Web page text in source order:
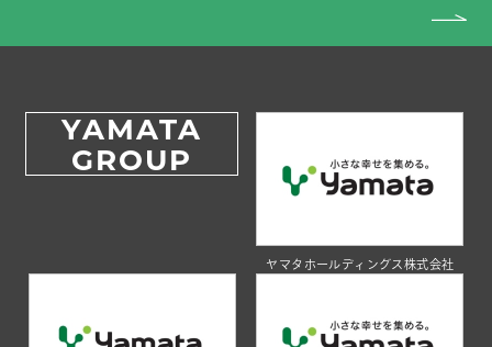
YAMATA
GROUP
ヤマタホールディングス株式会社